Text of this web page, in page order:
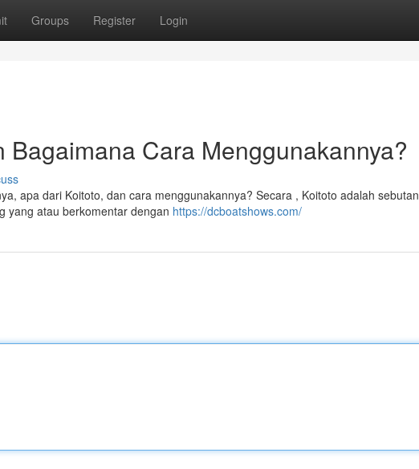
Groups Register Login
Bagaimana Cara Menggunakannya?
apa dari Koitoto, dan cara menggunakannya? Secara , Koitoto adalah sebutan
yang atau berkomentar dengan https://dcboatshows.com/